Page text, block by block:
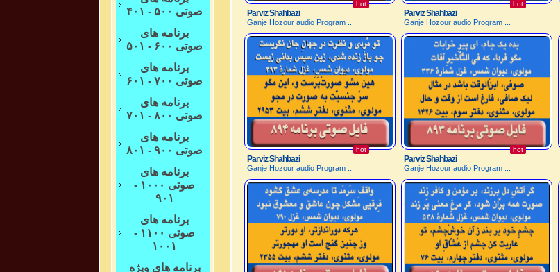
صوتی ۵۰۰ - ۴۰۱
برنامه های
صوتی ۶۰۰ - ۵۰۱
برنامه های
صوتی ۷۰۰ - ۶۰۱
برنامه های
صوتی ۸۰۰ - ۷۰۱
برنامه های
صوتی ۹۰۰ - ۸۰۱
برنامه های
صوتی ۱۰۰۰ -
۹۰۱
برنامه های
صوتی ۱۱۰۰ -
۱۰۰۱
برنامه های ویژه
hot
Parviz Shahbazi
Ganje Hozour audio Program ...
hot
Parviz Shahbazi
Ganje Hozour audio Program ...
hot
Parviz Shahbazi
Ganje Hozour audio Program ...
hot
Parviz Shahbazi
Ganje Hozour audio Program ...